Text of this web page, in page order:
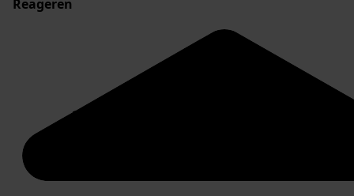
Reageren